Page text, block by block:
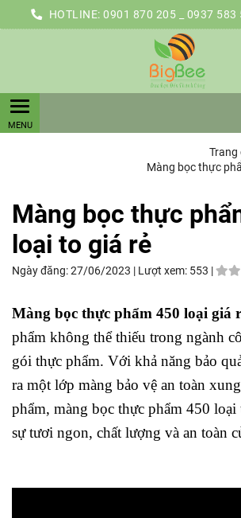
HOTLINE: 0901 870 205 _ 0937 583
Trang
Màng bọc thực
Màng bọc thực
loại to giá rẻ
Ngày đăng:27/06/2023 | Lượt xem: 553 |
Màng bọc thực phẩm 450 loại giá
phẩm không thể thiếu trong ngành
gói thực phẩm. Với khả năng bảo
ra một lớp màng bảo vệ an toàn
phẩm, màng bọc thực phẩm 450
sự tươi ngon, chất lượng và an toàn